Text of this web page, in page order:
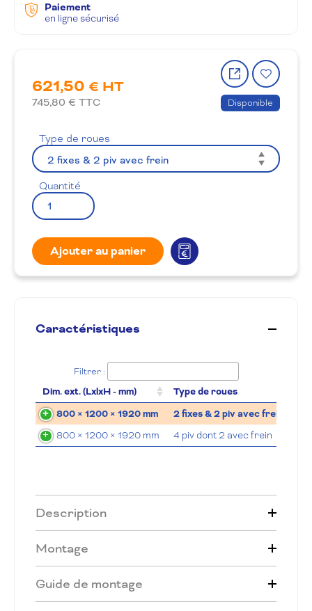
Paiement
en ligne sécurisé
621,50 € HT
745,80 € TTC
Partager
le
produit
à
la
Disponible
Type de roues
Quantité
Ajouter au panier
Caractéristiques
Filtrer :
Dim. ext. (LxlxH - mm) Type de roues
800 × 1200 × 1920 mm
2 fixes & 2 piv avec frein
800 × 1200 × 1920 mm 4 piv dont 2 avec frein
Description
Montage
Guide de montage